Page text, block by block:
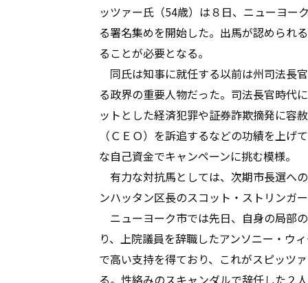
ッツァー氏（54歳）は８日、ニューヨー
る署名集めを開始した。出馬が認められ
ることが必要となる。
同氏は知事に就任する以前は州司法長
る政界の重要人物だった。司法長官時代
ットとした経済犯罪や証券詐欺摘発に容
（ＣＥＯ）を訴追するなどの功績を上
な自己資金でキャンペーンに挑む模様。
有力な対抗馬としては、次期市長選へ
ンハッタン区長のスコット・ストリンガ
ニューヨーク市では先日、自身の局部
り、上院議員を辞職したアンソニー・ウ
で高い支持を得ており、これがスピッツ
る。性絡みのスキャンダルで辞任した２